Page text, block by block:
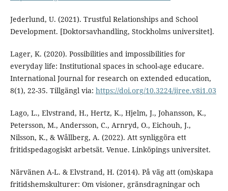
Jederlund, U. (2021). Trustful Relationships and School
Development. [Doktorsavhandling, Stockholms universitet].
Lager, K. (2020). Possibilities and impossibilities for
everyday life: Institutional spaces in school-age educare.
International Journal for research on extended education,
8(1), 22-35. Tillgängl via: https://doi.org/10.3224/ijree.v8i1.03
Lago, L., Elvstrand, H., Hertz, K., Hjelm, J., Johansson, K.,
Petersson, M., Andersson, C., Arnryd, O., Eichouh, J.,
Nilsson, K., & Wållberg, A. (2022). Att synliggöra ett
fritidspedagogiskt arbetsät. Venue. Linköpings universitet.
Närvänen A-L. & Elvstrand, H. (2014). På väg att (om)skapa
fritidshemskulturer: Om visioner, gränsdragningar och